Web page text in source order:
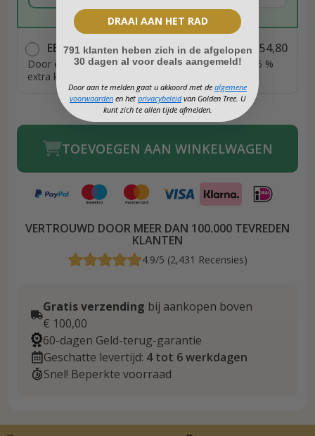
EENMALIGE AANKOOP -47% € 103,70€ 54,80
Door een abonnement te sluiten krijgt u meteen 15 %
extra korting op dit product.
TOEVOEGEN AAN WINKELWAGEN
VERTROUWD DOOR MEER DAN 100.000 TEVREDEN
KLANTEN
4.9/5 (2,431 Recensies)
Gratis verzending bij aankopen boven
€ 100,00
60-dagen Geld-terug-garantie
Geschatte levertijd: 4 tot 6 werkdagen
Snel! Beperkte voorraad
DRAAI AAN HET RAD
791 klanten heben zich in de afgelopen
30 dagen al voor deals aangemeld!
Door aan te melden gaat u akkoord met de algemene
voorwaarden en het privacybeleidvan Golden Tree. U
kunt zich te allen tijde afmelden.